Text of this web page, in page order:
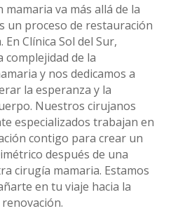
va más allá de la
un proceso de restauración
Clínica Sol del Sur,
complejidad de la
y nos dedicamos a
la esperanza y la
Nuestros cirujanos
especializados trabajan en
contigo para crear un
después de una
cirugía mamaria. Estamos
en tu viaje hacia la